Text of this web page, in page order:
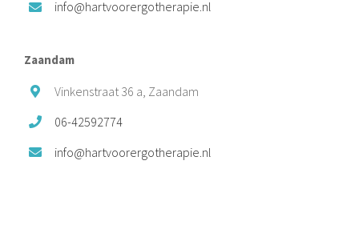
info@hartvoorergotherapie.nl
Zaandam
Vinkenstraat 36 a, Zaandam
06-42592774
info@hartvoorergotherapie.nl